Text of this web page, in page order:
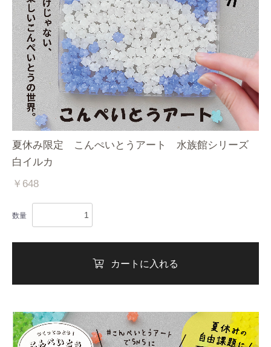
夏休み限定 こんぺいとうアート 水族館シリーズ
白イルカ
￥648
数量
カートに入れる